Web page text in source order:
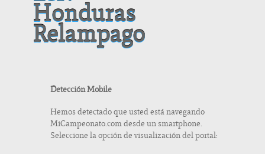
Honduras
Relampago
Detección Mobile
Hemos detectado que usted está navegando
MiCampeonato.com desde un smartphone.
Seleccione la opción de visualización del portal: